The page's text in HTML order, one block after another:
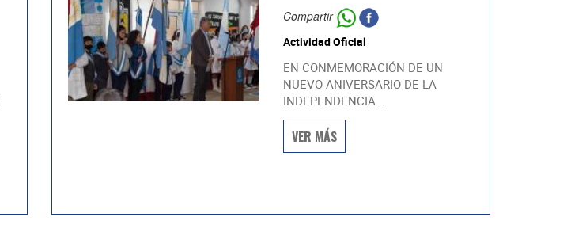
Compartir
Actividad Oficial
EN CONMEMORACIÓN DE UN
NUEVO ANIVERSARIO DE LA
INDEPENDENCIA...
VER MÁS